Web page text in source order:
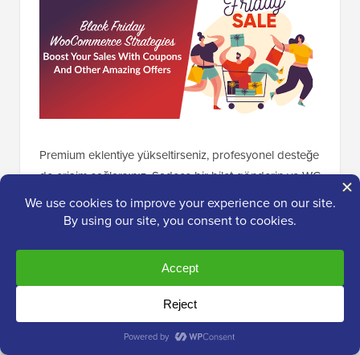
Premium eklentiye yükseltirseniz, profesyonel desteğe
de erişim sağlarsınız. Sadece bir bilet gönderin ve WC
Vendors ekibinden bir üye 24-48 saat içinde yanıt
vermeyi hedefleyecektir.
WC Vendors Fiyatlandırma ve Planları
ücretsiz bir eklenti arıyorsanız, WC Vendors'ı resmi
WordPress deposundan indirebilirsiniz.